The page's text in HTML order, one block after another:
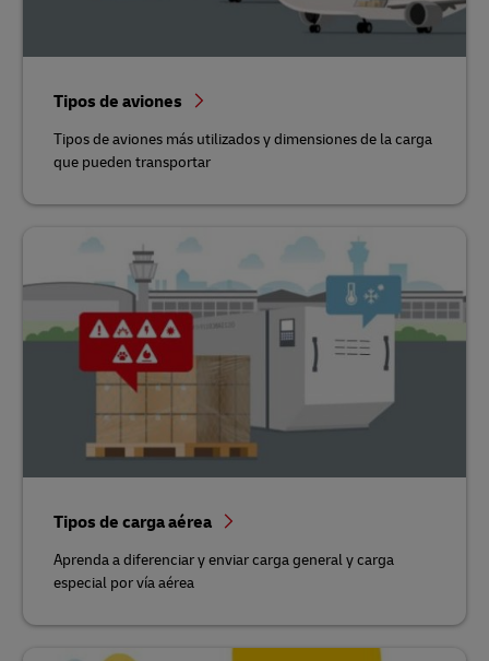
Tipos de aviones
Tipos de aviones más utilizados y dimensiones de la carga
que pueden transportar
Tipos de carga aérea
Aprenda a diferenciar y enviar carga general y carga
especial por vía aérea